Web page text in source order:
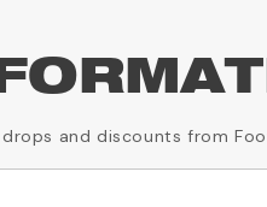
and discounts from